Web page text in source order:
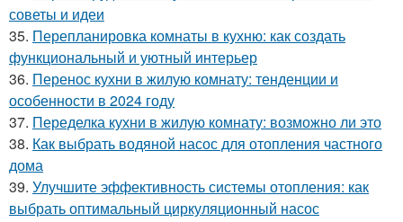
советы и идеи
35. Перепланировка комнаты в кухню: как создать
функциональный и уютный интерьер
36. Перенос кухни в жилую комнату: тенденции и
особенности в 2024 году
37. Переделка кухни в жилую комнату: возможно ли это
38. Как выбрать водяной насос для отопления частного
дома
39. Улучшите эффективность системы отопления: как
выбрать оптимальный циркуляционный насос